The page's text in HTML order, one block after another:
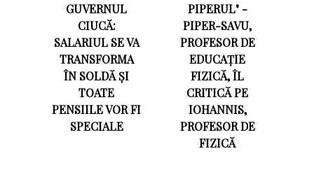
GUVERNUL
CIUCĂ:
SALARIUL SE VA
TRANSFORMA
ÎN SOLDĂ ȘI
TOATE
PENSIILE VOR FI
SPECIALE
PIPERUL" -
PIPER-SAVU,
PROFESOR DE
EDUCAȚIE
FIZICĂ, ÎL
CRITICĂ PE
IOHANNIS,
PROFESOR DE
FIZICĂ